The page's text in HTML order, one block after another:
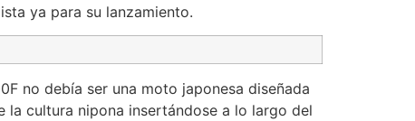
ya para su lanzamiento.
no debía ser una moto japonesa diseñada
la cultura nipona insertándose a lo largo del